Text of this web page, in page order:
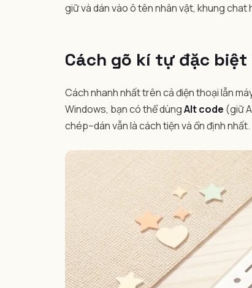
giữ và dán vào ô tên nhân vật, khung
Cách gõ kí tự đặc
Cách nhanh nhất trên cả điện thoại lẫn
Windows, bạn có thể dùngAlt code (giữ
chép–dán vẫn là cách tiện và ổn định nhất.